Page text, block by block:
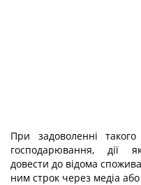
При задоволенні такого
господарювання, дії
довести до відома
ним строк через медіа